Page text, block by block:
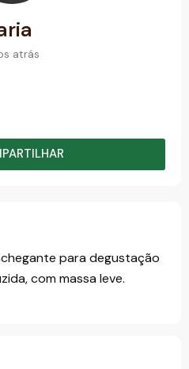
atrás
para degustação
com massa leve.